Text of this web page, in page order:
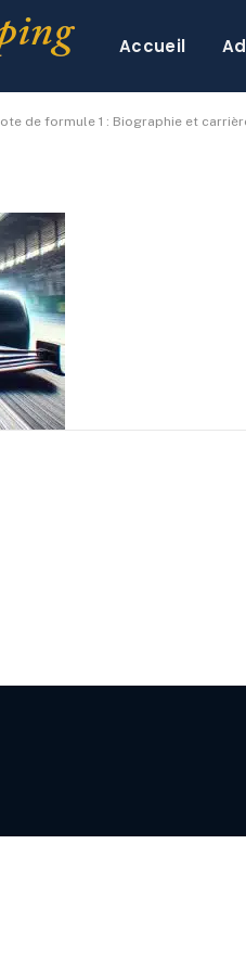
Accueil
de formule 1 : Biographie et
pilote de
Aucun commentaire